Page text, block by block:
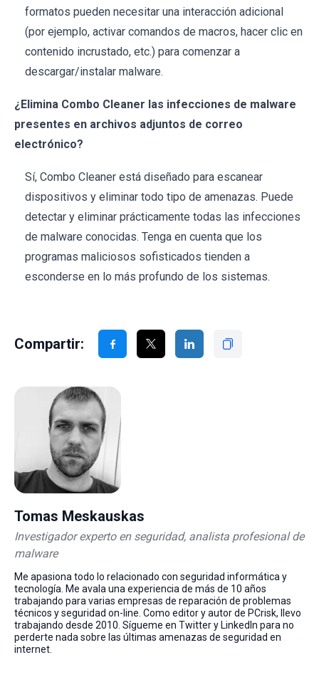
formatos pueden necesitar una interacción adicional
(por ejemplo, activar comandos de macros, hacer clic en
contenido incrustado, etc.) para comenzar a
descargar/instalar malware.
¿Elimina Combo Cleaner las infecciones de malware
presentes en archivos adjuntos de correo
electrónico?
Sí, Combo Cleaner está diseñado para escanear
dispositivos y eliminar todo tipo de amenazas. Puede
detectar y eliminar prácticamente todas las infecciones
de malware conocidas. Tenga en cuenta que los
programas maliciosos sofisticados tienden a
esconderse en lo más profundo de los sistemas.
Compartir:
Tomas Meskauskas
Investigador experto en seguridad, analista profesional de
malware
Me apasiona todo lo relacionado con seguridad informática y
tecnología. Me avala una experiencia de más de 10 años
trabajando para varias empresas de reparación de problemas
técnicos y seguridad on-line. Como editor y autor de PCrisk, llevo
trabajando desde 2010. Sígueme en Twitter y LinkedIn para no
perderte nada sobre las últimas amenazas de seguridad en
internet.